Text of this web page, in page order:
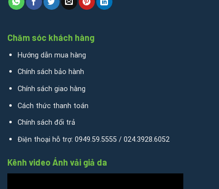
Chăm sóc khách hàng
Hướng dẫn mua hàng
Chính sách bảo hành
Chính sách giao hàng
Cách thức thanh toán
Chính sách đổi trả
Điện thoại hỗ trợ: 0949.59.5555 / 024.3928.6052
Kênh video Ánh vải giả da